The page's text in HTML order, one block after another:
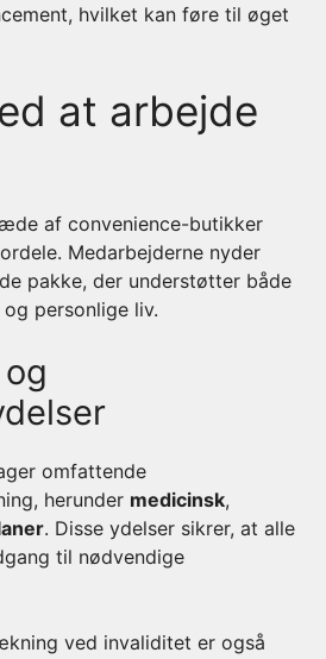
hvilket kan føre til øget
at arbejde
af convenience-butikker
Medarbejderne nyder
pakke, der understøtter både
personlige liv.
omfattende
herunder medicinsk,
. Disse ydelser sikrer, at alle
til nødvendige
ved invaliditet er også